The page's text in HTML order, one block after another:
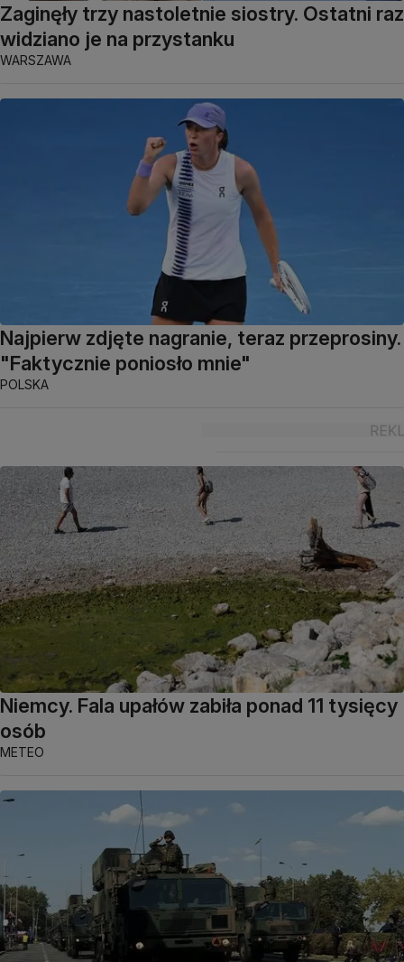
Zaginęły trzy nastoletnie siostry. Ostatni raz
widziano je na przystanku
WARSZAWA
Najpierw zdjęte nagranie, teraz przeprosiny.
"Faktycznie poniosło mnie"
POLSKA
Niemcy. Fala upałów zabiła ponad 11 tysięcy
osób
METEO